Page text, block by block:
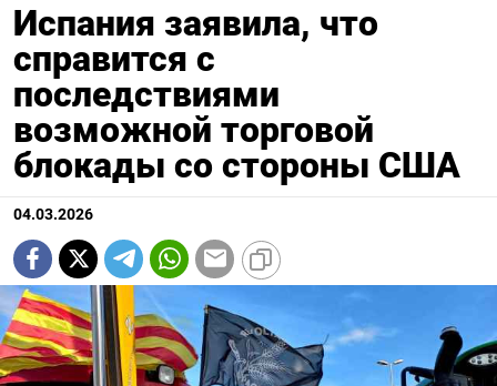
Испания заявила, что
справится с
последствиями
возможной торговой
блокады со стороны США
04.03.2026